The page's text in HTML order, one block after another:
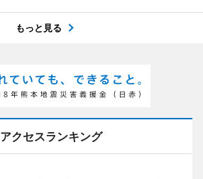
もっと見る
アクセスランキング